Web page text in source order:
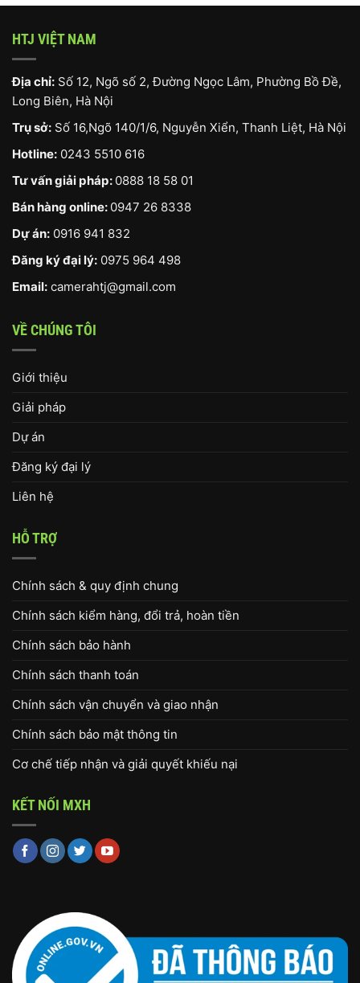
HTJ VIỆT NAM
Địa chỉ: Số 12, Ngõ số 2, Đường Ngọc Lâm, Phường Bồ Đề,
Long Biên, Hà Nội
Trụ sở: Số 16,Ngõ 140/1/6, Nguyễn Xiển, Thanh Liệt, Hà Nội
Hotline: 0243 5510 616
Tư vấn giải pháp: 0888 18 58 01
Bán hàng online: 0947 26 8338
Dự án: 0916 941 832
Đăng ký đại lý: 0975 964 498
Email: camerahtj@gmail.com
VỀ CHÚNG TÔI
Giới thiệu
Giải pháp
Dự án
Đăng ký đại lý
Liên hệ
HỖ TRỢ
Chính sách & quy định chung
Chính sách kiểm hàng, đổi trả, hoàn tiền
Chính sách bảo hành
Chính sách thanh toán
Chính sách vận chuyển và giao nhận
Chính sách bảo mật thông tin
Cơ chế tiếp nhận và giải quyết khiếu nại
KẾT NỐI MXH